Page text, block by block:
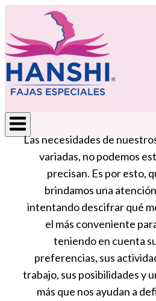
contenido
Las necesidades de
variadas, no podemos
precisan. Es por esto,
brindamos una
intentando descifrar qué
el más conveniente
teniendo en cuenta
preferencias, sus
trabajo, sus posibilidades y
más que nos ayudan a